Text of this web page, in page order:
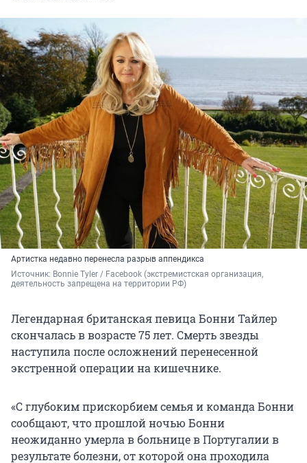
Артистка недавно перенесла разрыв аппендикса
Источник: Bonnie Tyler / Facebook (экстремистская организация,
деятельность запрещена на территории РФ)
Легендарная британская певица Бонни Тайлер
скончалась в возрасте 75 лет. Смерть звезды
наступила после осложнений перенесенной
экстренной операции на кишечнике.
«С глубоким прискорбием семья и команда Бонни
сообщают, что прошлой ночью Бонни
неожиданно умерла в больнице в Португалии в
результате болезни, от которой она проходила